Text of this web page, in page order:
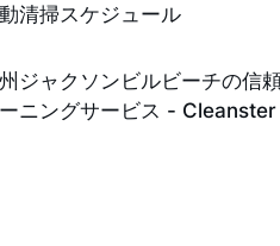
清掃スケジュール
ジャクソンビルビーチの信
ニングサービス - Cleanster